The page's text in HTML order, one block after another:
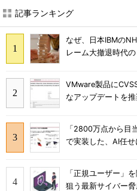
記事ランキング
なぜ、日本IBMの
レーム大撤退時代
VMware製品に
なアップデートを
「2800万点から
で実装した、AI任
「正規ユーザー」
狙う最新サイバー脅